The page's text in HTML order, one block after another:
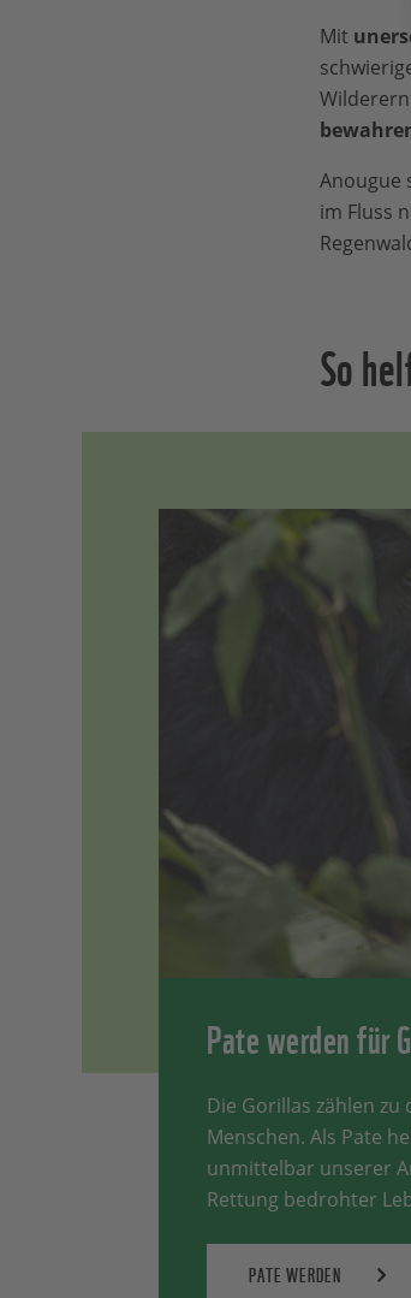
Mit
Anougue
im Fluss
So
Pate werden für
Die Gorillas zählen
Menschen. Als Pate
unmittelbar unserer
Rettung bedrohter
PATE WERDEN